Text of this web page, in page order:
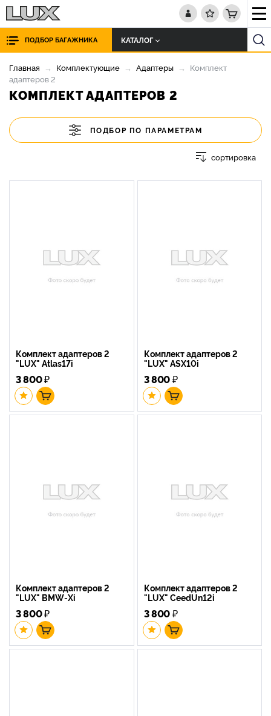
ПОДБОР БАГАЖНИКА КАТАЛОГ
Главная Комплектующие Адаптеры
Комплект
адаптеров 2
КОМПЛЕКТ АДАПТЕРОВ 2
ПОДБОР ПО ПАРАМЕТРАМ
сортировка
Комплект адаптеров 2
"LUX" Atlas17i
3 800₽
Комплект адаптеров 2
"LUX" ASX10i
3 800₽
Комплект адаптеров 2
"LUX" BMW-Xi
3 800₽
Комплект адаптеров 2
"LUX" CeedUn12i
3 800₽